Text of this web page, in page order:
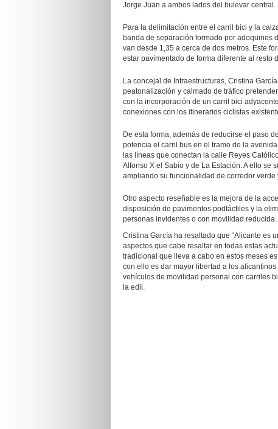
Jorge Juan a ambos lados del bulevar central.
Para la delimitación entre el carril bici y la
banda de separación formado por adoquines
van desde 1,35 a cerca de dos metros. Este
estar pavimentado de forma diferente al resto
La concejal de Infraestructuras, Cristina
peatonalización y calmado de tráfico
con la incorporación de un carril bici
conexiones con los itinerarios ciclistas
De esta forma, además de reducirse el paso
potencia el carril bus en el tramo de la
las líneas que conectan la calle Reyes
Alfonso X el Sabio y de La Estación. A ello se
ampliando su funcionalidad de corredor
Otro aspecto reseñable es la mejora de la
disposición de pavimentos podtáctiles y la
personas invidentes o con movilidad reducida.
Cristina García ha resaltado que “Alicante es
aspectos que cabe resaltar en todas estas
tradicional que lleva a cabo en estos meses
con ello es dar mayor libertad a los
vehículos de movilidad personal con carriles
la edil.